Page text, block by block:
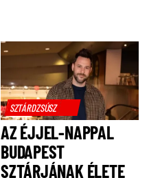
SZTÁRDZSÚSZ
AZ ÉJJEL-NAPPAL
BUDAPEST
SZTÁRJÁNAK ÉLETE